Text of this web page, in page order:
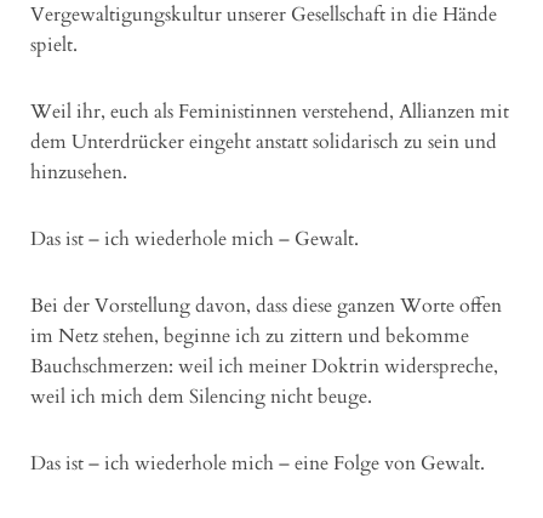
Vergewaltigungskultur unserer Gesellschaft in die Hände
spielt.
Weil ihr, euch als Feministinnen verstehend, Allianzen mit
dem Unterdrücker eingeht anstatt solidarisch zu sein und
hinzusehen.
Das ist – ich wiederhole mich – Gewalt.
Bei der Vorstellung davon, dass diese ganzen Worte offen
im Netz stehen, beginne ich zu zittern und bekomme
Bauchschmerzen: weil ich meiner Doktrin widerspreche,
weil ich mich dem Silencing nicht beuge.
Das ist – ich wiederhole mich – eine Folge von Gewalt.